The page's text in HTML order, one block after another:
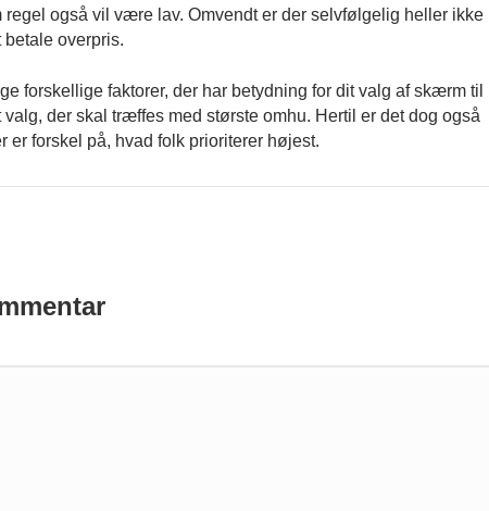
regel også vil være lav. Omvendt er der selvfølgelig heller ikke
betale overpris.
forskellige faktorer, der har betydning for dit valg af skærm til
valg, der skal træffes med største omhu. Hertil er det dog også
er forskel på, hvad folk prioriterer højest.